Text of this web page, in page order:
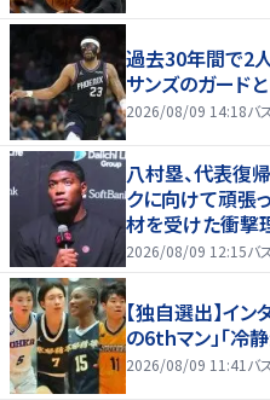
過去30年間で2
サンズのガード
2026/08/09 14:18バ
八村塁、代表復
クに向けて頑張
材を受けた衝撃
2026/08/09 12:15バ
【独自選出】イ
の6thマン」「冷
2026/08/09 11:41バ